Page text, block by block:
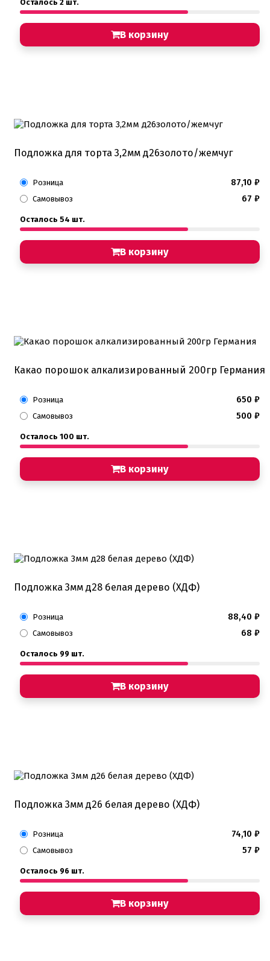
Осталось 2 шт.
В корзину
Подложка для торта 3,2мм д26золото/жемчуг
Розница 87,10 ₽
Самовывоз 67 ₽
Осталось 54 шт.
В корзину
Какао порошок алкализированный 200гр Германия
Розница 650 ₽
Самовывоз 500 ₽
Осталось 100 шт.
В корзину
Подложка 3мм д28 белая дерево (ХДФ)
Розница 88,40 ₽
Самовывоз 68 ₽
Осталось 99 шт.
В корзину
Подложка 3мм д26 белая дерево (ХДФ)
Розница 74,10 ₽
Самовывоз 57 ₽
Осталось 96 шт.
В корзину